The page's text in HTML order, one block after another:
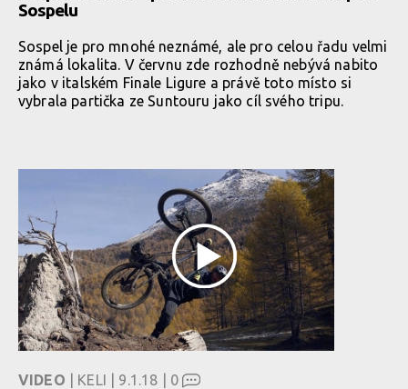
Sospelu
Sospel je pro mnohé neznámé, ale pro celou řadu velmi
známá lokalita. V červnu zde rozhodně nebývá nabito
jako v italském Finale Ligure a právě toto místo si
vybrala partička ze Suntouru jako cíl svého tripu.
VIDEO | KELI | 9.1.18 | 0